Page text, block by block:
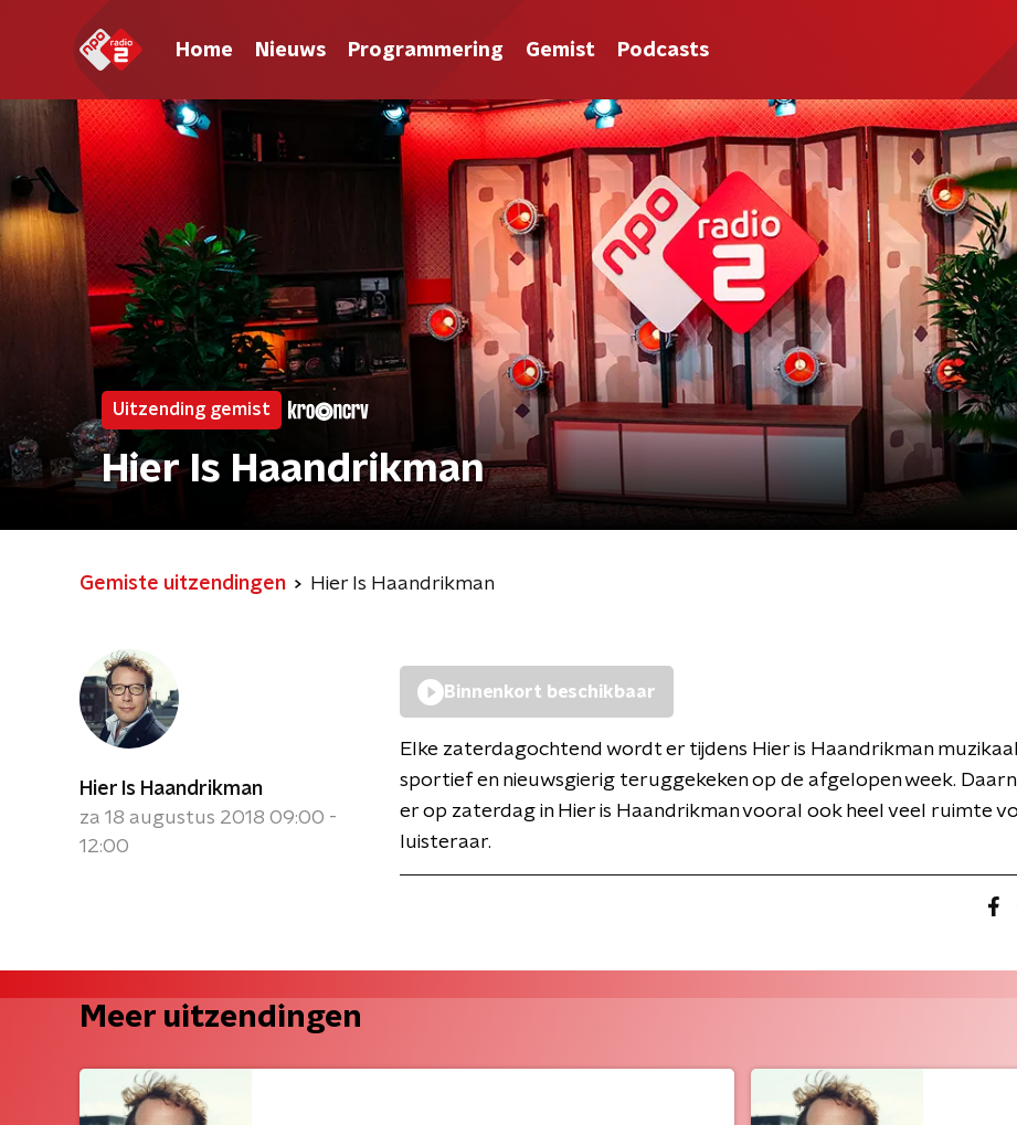
Home Nieuws Programmering Gemist Podcasts
Uitzending gemist
Hier Is Haandrikman
Gemiste uitzendingen Hier Is Haandrikman
Hier Is Haandrikman
za 18 augustus 2018 09:00 -
12:00
Binnenkort beschikbaar
Elke zaterdagochtend wordt er tijdens Hier is Haandrikman
sportief en nieuwsgierig teruggekeken op de afgelopen week.
er op zaterdag in Hier is Haandrikman vooral ook heel veel ruimte
luisteraar.
Meer uitzendingen